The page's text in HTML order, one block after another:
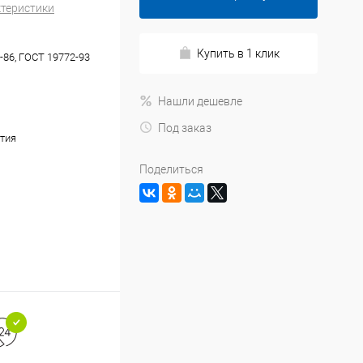
ГОСТ 19772-93 Купить в 1 клик
Нашли дешевле
Под заказ
Поделиться